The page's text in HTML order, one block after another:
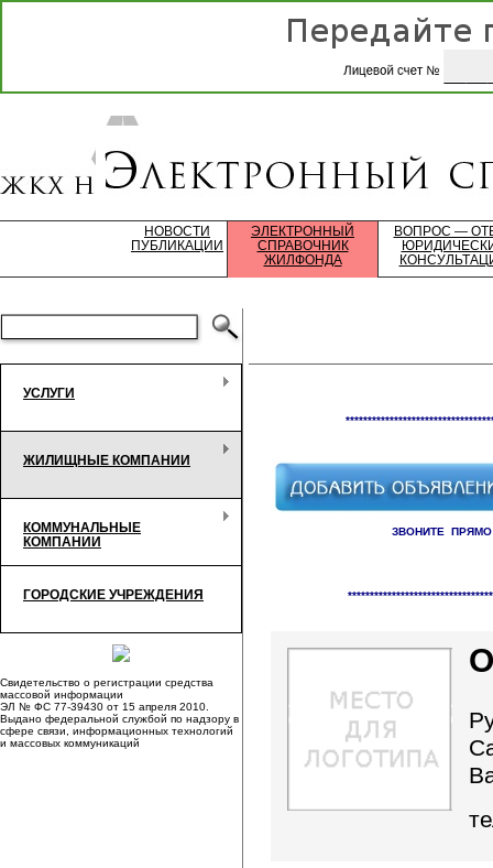
НОВОСТИ
ПУБЛИКАЦИИ
ЭЛЕКТРОННЫЙ
СПРАВОЧНИК
ЖИЛФОНДА
ВОПРОС —
УСЛУГИ
ЖИЛИЩНЫЕ КОМПАНИИ
КОММУНАЛЬНЫЕ
КОМПАНИИ
ГОРОДСКИЕ УЧРЕЖДЕНИЯ
Свидетельство о регистрации средства
массовой информации
ЭЛ № ФС 77-39430 от 15 апреля 2010.
Выдано федеральной службой по надзору в
сфере связи, информационных технологий
и массовых коммуникаций
ЗВОНИТЕ
Справочник